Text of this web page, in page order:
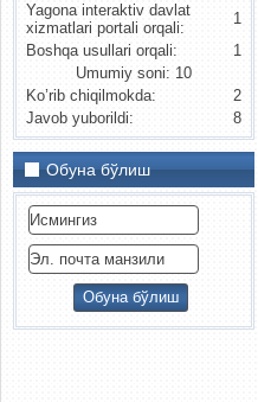
Yagona interaktiv davlat
xizmatlari portali orqali:
1
Boshqa usullari orqali:
1
Umumiy soni: 10
Ko’rib chiqilmokda:
2
Javob yuborildi:
8
Обуна бўлиш